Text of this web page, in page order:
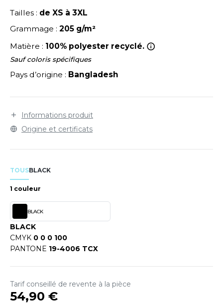
LABEL / TEAR AWAY
VETEMENTS
SHIRT
OF THE LOOM
OF THE LOOM VINTAGE
- BLANKS
T'S
Tailles : de XS à 3XL
Grammage : 205 g/m²
Matière : 100% polyester recyclé.
Sauf coloris spécifiques
Pays d’origine : Bangladesh
Informations produit
Origine et certificats
TOUSBLACK
1 couleur
BLACK
BLACK
CMYK 0 0 0 100
PANTONE 19-4006 TCX
Tarif conseillé de revente à la pièce
54,90 €